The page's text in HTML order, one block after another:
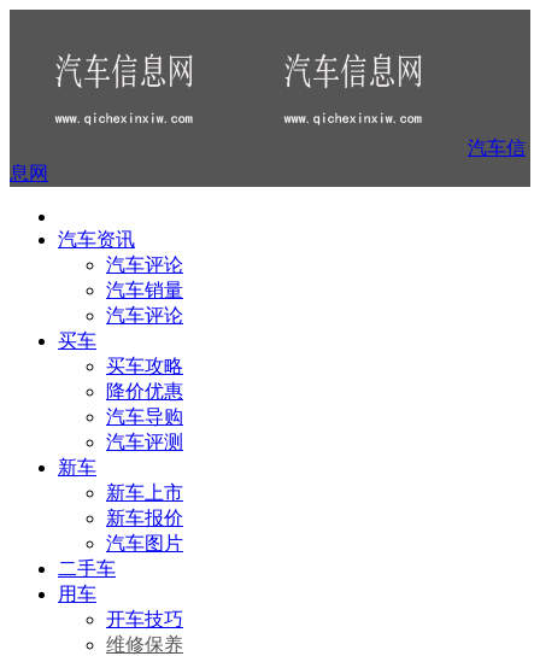
汽车信
息网
汽车资讯
汽车评论
汽车销量
汽车评论
买车
买车攻略
降价优惠
汽车导购
汽车评测
新车
新车上市
新车报价
汽车图片
二手车
用车
开车技巧
维修保养